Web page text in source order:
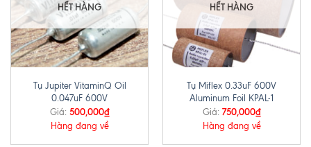
HẾT HÀNG
Tụ Jupiter VitaminQ Oil
0.047uF 600V
Giá: 500,000₫
Hàng đang về
HẾT HÀNG
Tụ Miflex 0.33uF 600V
Aluminum Foil KPAL-1
Giá: 750,000₫
Hàng đang về